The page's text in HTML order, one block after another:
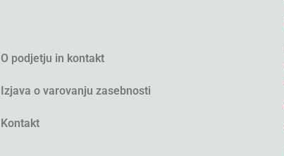
O podjetju in kontakt
Izjava o varovanju zasebnosti
Kontakt